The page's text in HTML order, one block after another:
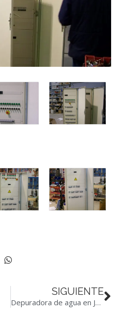
SIGUIENTE
Depuradora de agua en Jaén